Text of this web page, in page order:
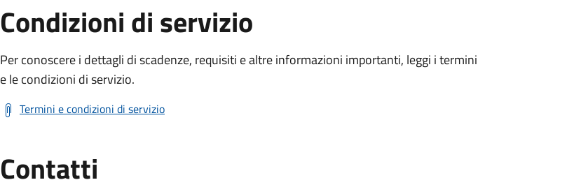
Condizioni di servizio
Per conoscere i dettagli di scadenze, requisiti e altre informazioni importanti, leggi i termini
e le condizioni di servizio.
Termini e condizioni di servizio
Contatti